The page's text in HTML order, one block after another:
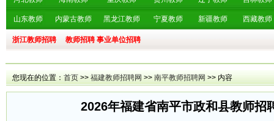
山东教师 内蒙古教师 黑龙江教师 宁夏教师 新疆教师 西藏教师
浙江教师招聘 教师招聘 事业单位招聘
您现在的位置： 首页 >> 福建教师招聘网 >> 南平教师招聘网 >> 内容
2026年福建省南平市政和县教师招